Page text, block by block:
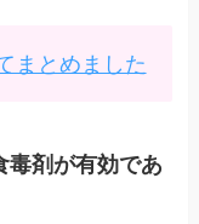
まとめました
毒剤が有効であ